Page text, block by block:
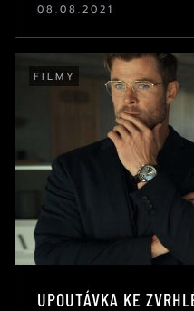
08.08.2021
FILMY
UPOUTÁVKA KE